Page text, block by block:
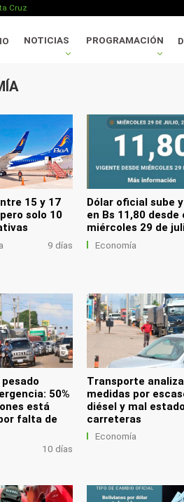
Cruz
NOTICIAS PROGRAMACIÓN
15 y 17
solo 10
9 días
Dólar oficial sube
en Bs 11,80 desde
miércoles 29 de
Economía
50%
está
falta de
10 días
Transporte analiza
medidas por
diésel y mal
carreteras
Economía